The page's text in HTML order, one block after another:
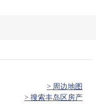
> 周边地图
> 搜索丰岛区房产